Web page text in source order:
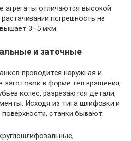
агрегаты отличаются высокой
погрешность не
3–5 мкм.
и заточные
проводится наружная и
заготовок в форме тел вращения,
колес, разрезаются детали,
Исходя из типа шлифовки и
станки бывают: